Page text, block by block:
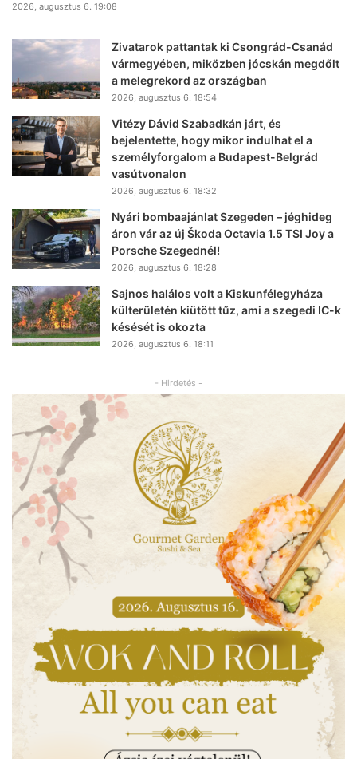
2026, augusztus 6. 19:08
Zivatarok pattantak ki Csongrád-Csanád
vármegyében, miközben jócskán megdőlt
a melegrekord az országban
2026, augusztus 6. 18:54
Vitézy Dávid Szabadkán járt, és
bejelentette, hogy mikor indulhat el a
személyforgalom a Budapest-Belgrád
vasútvonalon
2026, augusztus 6. 18:32
Nyári bombaajánlat Szegeden – jéghideg
áron vár az új Škoda Octavia 1.5 TSI Joy a
Porsche Szegednél!
2026, augusztus 6. 18:28
Sajnos halálos volt a Kiskunfélegyháza
külterületén kiütött tűz, ami a szegedi IC-k
késését is okozta
2026, augusztus 6. 18:11
- Hirdetés -